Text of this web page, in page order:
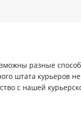
разные
штата курьеров
с нашей